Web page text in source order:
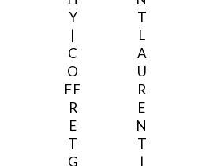
Y
|
C
O
FF
R
E
T
G
T
L
A
U
R
E
N
T
|